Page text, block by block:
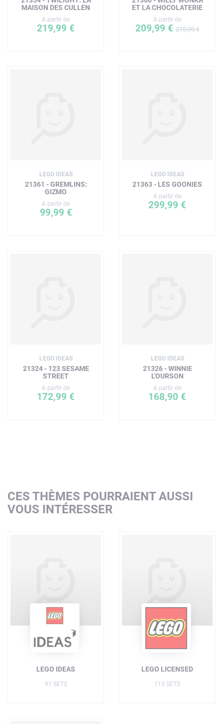
MAISON DES CULLEN
A partir de
219,99 €
ET LA CHOCOLATERIE
A partir de
209,99 €219,99 €
LEGO IDEAS
21361 - GREMLINS:
GIZMO
A partir de
99,99 €
LEGO IDEAS
21363 - LES GOONIES
A partir de
299,99 €
LEGO IDEAS
21324 - 123 SESAME
STREET
A partir de
172,99 €
LEGO IDEAS
21326 - WINNIE
L'OURSON
A partir de
168,90 €
CES THÈMES POURRAIENT AUSSI
VOUS INTÉRESSER
LEGO IDEAS
91 SETS
LEGO LICENSED
113 SETS